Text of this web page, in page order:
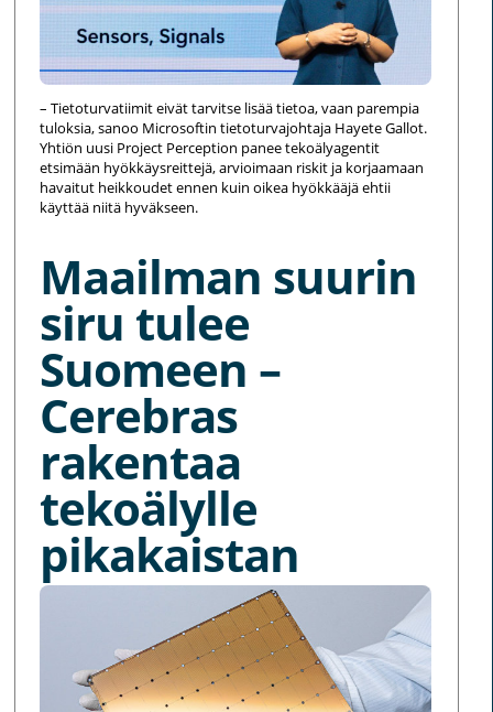
– Tietoturvatiimit eivät tarvitse lisää tietoa, vaan parempia
tuloksia, sanoo Microsoftin tietoturvajohtaja Hayete Gallot.
Yhtiön uusi Project Perception panee tekoälyagentit
etsimään hyökkäysreittejä, arvioimaan riskit ja korjaamaan
havaitut heikkoudet ennen kuin oikea hyökkääjä ehtii
käyttää niitä hyväkseen.
Maailman suurin
siru tulee
Suomeen –
Cerebras
rakentaa
tekoälylle
pikakaistan